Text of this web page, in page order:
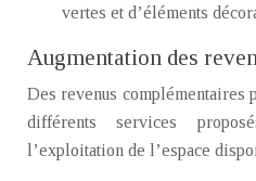
vertes et d’éléments
Augmentation des
Des revenus complémentaires
différents services
l’exploitation de l’espace